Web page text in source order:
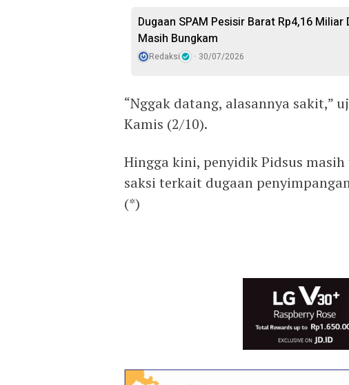
Dugaan SPAM Pesisir Barat Rp4,16
Masih Bungkam
Redaksi 30/07/2026
“Nggak datang, alasannya sakit,”
Kamis (2/10).
Hingga kini, penyidik Pidsus
saksi terkait dugaan
(*)